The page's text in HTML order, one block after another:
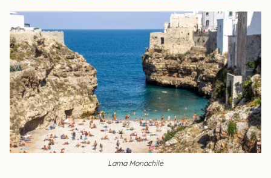
Lama Monachile